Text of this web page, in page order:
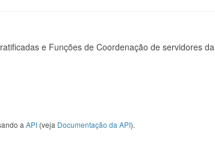
e Funções de Coordenação de servidores da
a API (veja Documentação da API).